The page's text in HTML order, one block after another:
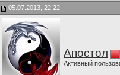
05.07.2013, 22:22
Апостол
Активный